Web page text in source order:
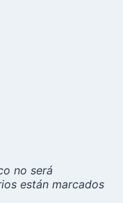
no será
están marcados